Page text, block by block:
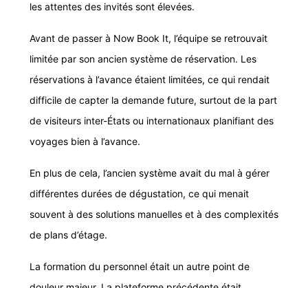
les attentes des invités sont élevées.
Avant de passer à Now Book It, l’équipe se retrouvait
limitée par son ancien système de réservation. Les
réservations à l’avance étaient limitées, ce qui rendait
difficile de capter la demande future, surtout de la part
de visiteurs inter-États ou internationaux planifiant des
voyages bien à l’avance.
En plus de cela, l’ancien système avait du mal à gérer
différentes durées de dégustation, ce qui menait
souvent à des solutions manuelles et à des complexités
de plans d’étage.
La formation du personnel était un autre point de